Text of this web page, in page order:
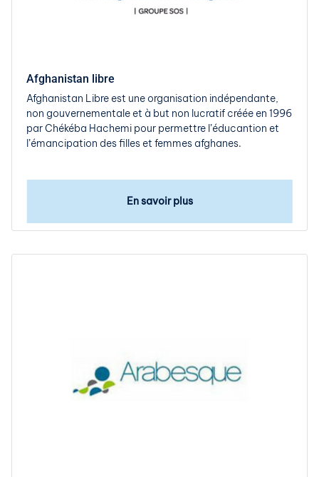
Afghanistan libre
Afghanistan Libre est une organisation indépendante,
non gouvernementale et à but non lucratif créée en 1996
par Chékéba Hachemi pour permettre l’éducantion et
l’émancipation des filles et femmes afghanes.
En savoir plus